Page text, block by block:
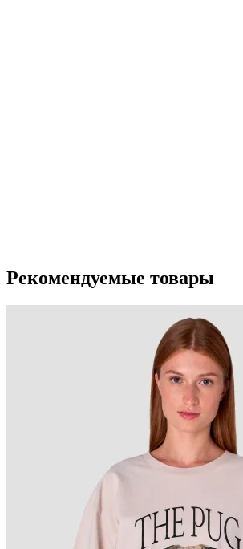
Рекомендуемые товары